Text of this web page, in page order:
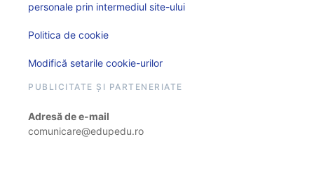
personale prin intermediul site-ului
Politica de cookie
Modifică setarile cookie-urilor
PUBLICITATE ȘI PARTENERIATE
Adresă de e-mail
comunicare@edupedu.ro